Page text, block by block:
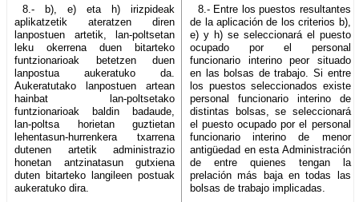
8.- b), e) eta h) irizpideak
aplikatzetik ateratzen diren
lanpostuen artetik, lan-poltsetan
leku okerrena duen bitarteko
funtzionarioak betetzen duen
lanpostua aukeratuko da.
Aukeratutako lanpostuen artean
hainbat lan-poltsetako
funtzionarioak baldin badaude,
lan-poltsa horietan guztietan
lehentasun-hurrenkera txarrena
dutenen artetik administrazio
honetan antzinatasun gutxiena
duten bitarteko langileen postuak
aukeratuko dira.
8.- Entre los puestos resultantes
de la aplicación de los criterios b),
e) y h) se seleccionará el puesto
ocupado por el personal
funcionario interino peor situado
en las bolsas de trabajo. Si entre
los puestos seleccionados existe
personal funcionario interino de
distintas bolsas, se seleccionará
el puesto ocupado por el personal
funcionario interino de menor
antigüedad en esta Administración
de entre quienes tengan la
prelación más baja en todas las
bolsas de trabajo implicadas.